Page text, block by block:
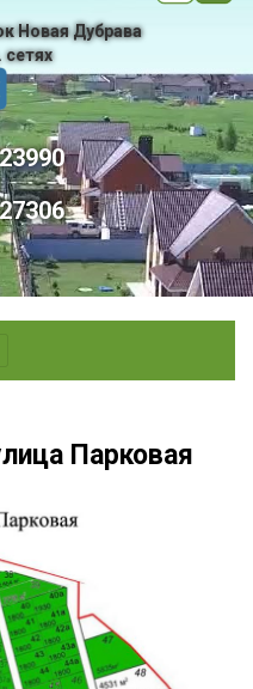
Новая Дубрава
Парковая